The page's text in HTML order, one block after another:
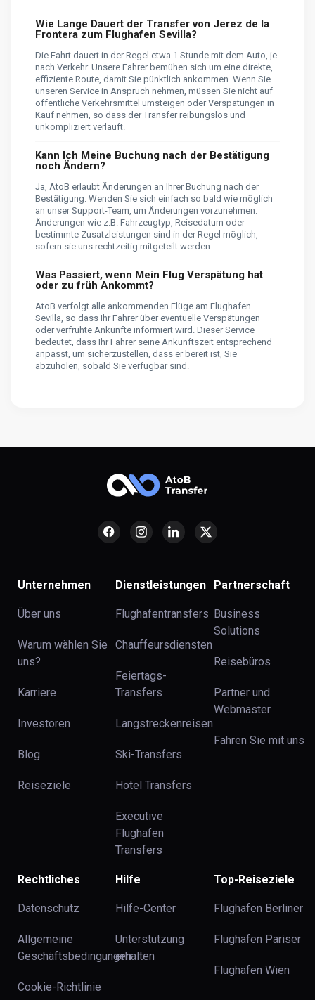
Wie Lange Dauert der Transfer von Jerez de la
Frontera zum Flughafen Sevilla?
Die Fahrt dauert in der Regel etwa 1 Stunde mit dem Auto, je
nach Verkehr. Unsere Fahrer bemühen sich um eine direkte,
effiziente Route, damit Sie pünktlich ankommen. Wenn Sie
unseren Service in Anspruch nehmen, müssen Sie nicht auf
öffentliche Verkehrsmittel umsteigen oder Verspätungen in
Kauf nehmen, so dass der Transfer reibungslos und
unkompliziert verläuft.
Kann Ich Meine Buchung nach der Bestätigung
noch Ändern?
Ja, AtoB erlaubt Änderungen an Ihrer Buchung nach der
Bestätigung. Wenden Sie sich einfach so bald wie möglich
an unser Support-Team, um Änderungen vorzunehmen.
Änderungen wie z.B. Fahrzeugtyp, Reisedatum oder
bestimmte Zusatzleistungen sind in der Regel möglich,
sofern sie uns rechtzeitig mitgeteilt werden.
Was Passiert, wenn Mein Flug Verspätung hat
oder zu früh Ankommt?
AtoB verfolgt alle ankommenden Flüge am Flughafen
Sevilla, so dass Ihr Fahrer über eventuelle Verspätungen
oder verfrühte Ankünfte informiert wird. Dieser Service
bedeutet, dass Ihr Fahrer seine Ankunftszeit entsprechend
anpasst, um sicherzustellen, dass er bereit ist, Sie
abzuholen, sobald Sie verfügbar sind.
Unternehmen
Über uns
Warum wählen Sie
uns?
Karriere
Investoren
Blog
Reiseziele
Dienstleistungen
Flughafentransfers
Chauffeursdiensten
Feiertags-
Transfers
Langstreckenreisen
Ski-Transfers
Hotel Transfers
Executive
Flughafen
Transfers
Partnerschaft
Business
Solutions
Reisebüros
Partner und
Webmaster
Fahren Sie mit uns
Rechtliches
Datenschutz
Allgemeine
Geschäftsbedingungen
Cookie-Richtlinie
Hilfe
Hilfe-Center
Unterstützung
erhalten
Top-Reiseziele
Flughafen Berliner
Flughafen Pariser
Flughafen Wien